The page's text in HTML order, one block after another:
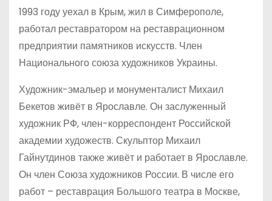
1993 году уехал в Крым, жил в Симферополе,
работал реставратором на реставрационном
предприятии памятников искусств. Член
Национального союза художников Украины.
Художник-эмальер и монументалист Михаил
Бекетов живёт в Ярославле. Он заслуженный
художник РФ, член-корреспондент Российской
академии художеств. Скульптор Михаил
Гайнутдинов также живёт и работает в Ярославле.
Он член Союза художников России. В числе его
работ – реставрация Большого театра в Москве,